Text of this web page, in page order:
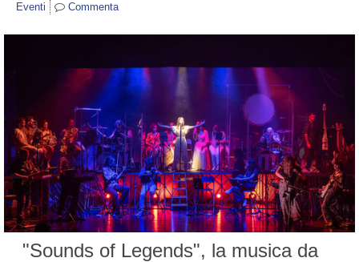
Eventi Commenta
"Sounds of Legends", la musica da